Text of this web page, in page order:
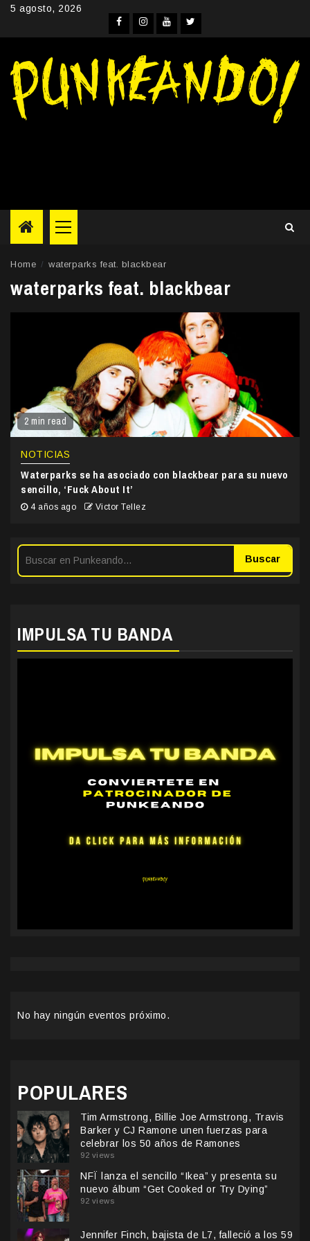
Skip5 agosto, 2026
Facebook
Instagram
YouTube
Twitter
Primary
Menu
Home waterparks feat. blackbear
waterparks feat. blackbear
2 min read
NOTICIAS
Waterparks se ha asociado con blackbear para su nuevo
sencillo, ‘Fuck About It’
4 años ago Victor Tellez
Buscar
IMPULSA TU BANDA
No hay ningún eventos próximo.
POPULARES
Tim Armstrong, Billie Joe Armstrong, Travis
Barker y CJ Ramone unen fuerzas para
celebrar los 50 años de Ramones
92 views
NFÏ lanza el sencillo “Ikea” y presenta su
nuevo álbum “Get Cooked or Try Dying”
92 views
Jennifer Finch, bajista de L7, falleció a los 59